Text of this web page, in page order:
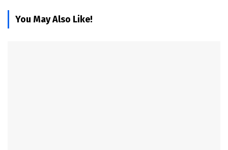
You May Also Like!